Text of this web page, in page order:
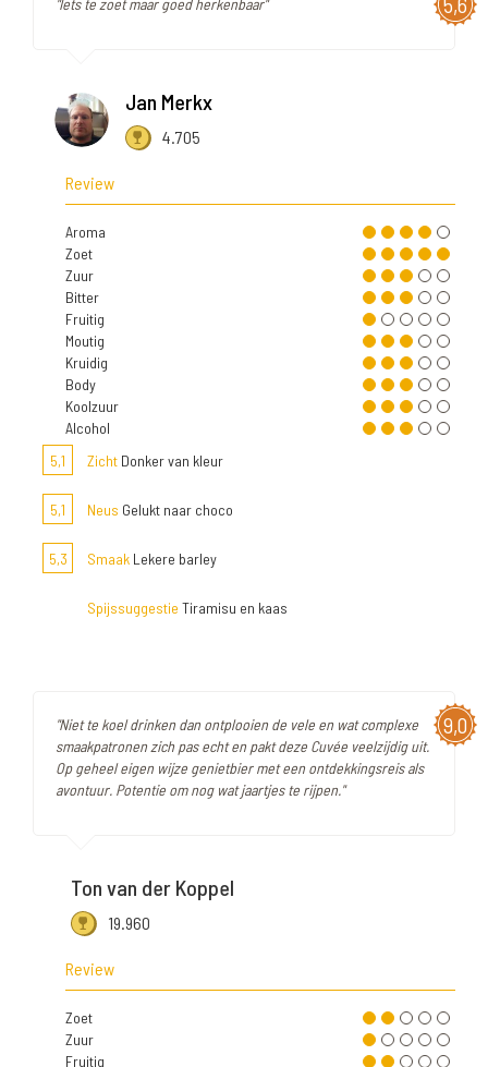
"Iets te zoet maar goed herkenbaar"
Jan Merkx
4.705
Review
Aroma
Zoet
Zuur
Bitter
Fruitig
Moutig
Kruidig
Body
Koolzuur
Alcohol
5,1
Zicht Donker van kleur
5,1 Neus Gelukt naar choco
5,3 Smaak Lekere barley
Spijssuggestie Tiramisu en kaas
9,0
"Niet te koel drinken dan ontplooien de vele en wat complexe
smaakpatronen zich pas echt en pakt deze Cuvée veelzijdig uit.
Op geheel eigen wijze genietbier met een ontdekkingsreis als
avontuur. Potentie om nog wat jaartjes te rijpen."
Ton van der Koppel
19.960
Review
Zoet
Zuur
Fruitig